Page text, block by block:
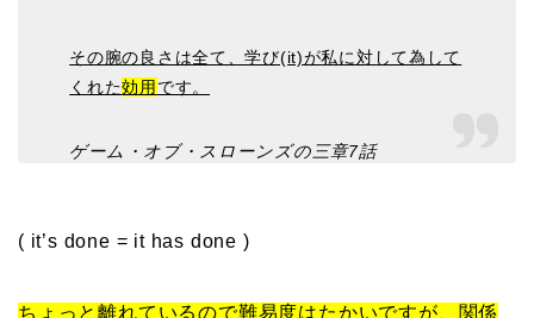
その腕の良さは全て、学び(it)が私に対して為して
くれた効用 です。
ゲーム・オブ・スローンズの三章7話
( it’s done = it has done )
ちょっと離れているので難易度はたかいですが、関係